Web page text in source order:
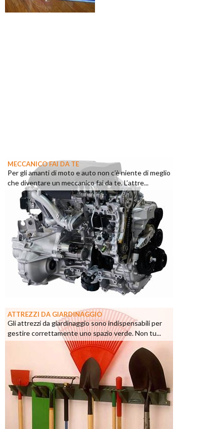
MECCANICO FAI DA TE
Per gli amanti di moto e auto non c’è niente di meglio
che diventare un meccanico fai da te. L’attre...
ATTREZZI DA GIARDINAGGIO
Gli attrezzi da giardinaggio sono indispensabili per
gestire correttamente uno spazio verde. Non tu...